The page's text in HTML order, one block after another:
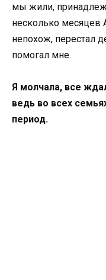
мы жили,
несколько месяцев
непохож, перестал
помогал мне.
Я молчала, все
ведь во всех
период.